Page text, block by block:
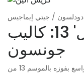
/ جيتي إيماجيس
موسم 'أمريكان أيدول' 13: كاليب
جونسون
بالموسم 13 من